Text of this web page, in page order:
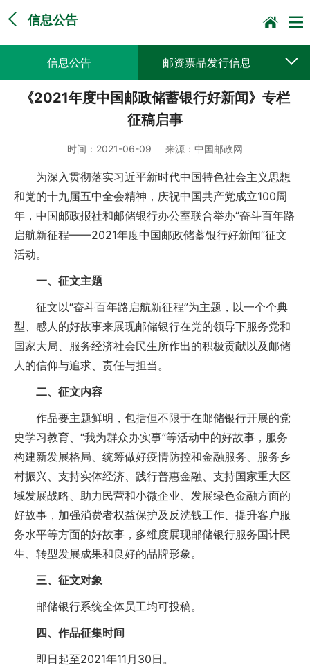
信息公告
信息公告 邮资票品发行信息
采购公告公示 预决算公开
《2021年度中国邮政储蓄银行好新闻》专栏
征稿启事
时间： 2021-06-09 来源： 中国邮政网
为深入贯彻落实习近平新时代中国特色社会主义思想
和党的十九届五中全会精神，庆祝中国共产党成立100周
年，中国邮政报社和邮储银行办公室联合举办“奋斗百年路
启航新征程——2021年度中国邮政储蓄银行好新闻”征文
活动。
一、征文主题
征文以“奋斗百年路启航新征程”为主题，以一个个典
型、感人的好故事来展现邮储银行在党的领导下服务党和
国家大局、服务经济社会民生所作出的积极贡献以及邮储
人的信仰与追求、责任与担当。
二、征文内容
作品要主题鲜明，包括但不限于在邮储银行开展的党
史学习教育、“我为群众办实事”等活动中的好故事，服务
构建新发展格局、统筹做好疫情防控和金融服务、服务乡
村振兴、支持实体经济、践行普惠金融、支持国家重大区
域发展战略、助力民营和小微企业、发展绿色金融方面的
好故事，加强消费者权益保护及反洗钱工作、提升客户服
务水平等方面的好故事，多维度展现邮储银行服务国计民
生、转型发展成果和良好的品牌形象。
三、征文对象
邮储银行系统全体员工均可投稿。
四、作品征集时间
即日起至2021年11月30日。